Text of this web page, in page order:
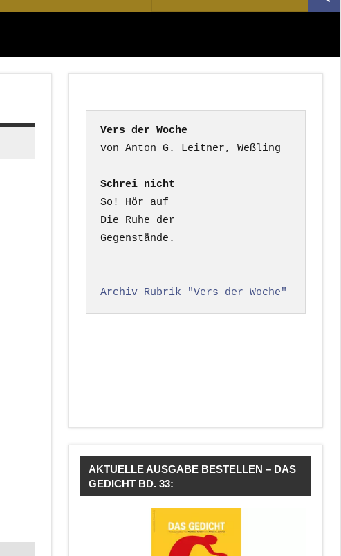
nach:
Vers der Woche
Schrei nicht
So! Hör auf
Die Ruhe der
Gegenstände.
Archiv Rubrik "Vers der Woche"
AKTUELLE AUSGABE BESTELLEN – DAS
GEDICHT BD. 33: